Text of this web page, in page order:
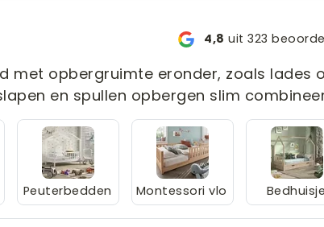
4,8 uit 323
met opbergruimte eronder, zoals lades
en spullen opbergen slim
Peuterbedden
Montessori vlo
Bedhuisje